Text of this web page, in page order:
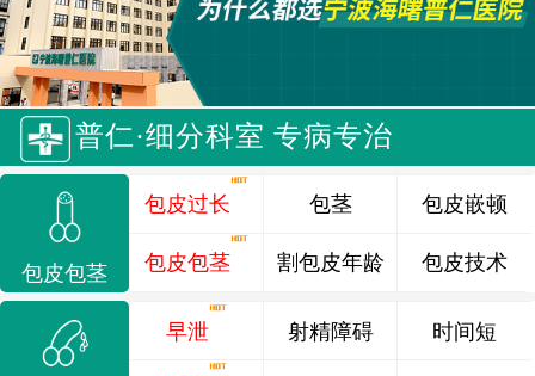
普仁·细分科室 专病专治
包皮包茎
包皮过长
包皮包茎
包茎
割包皮年龄
包皮嵌顿
包皮技术
早泄 射精障碍 时间短